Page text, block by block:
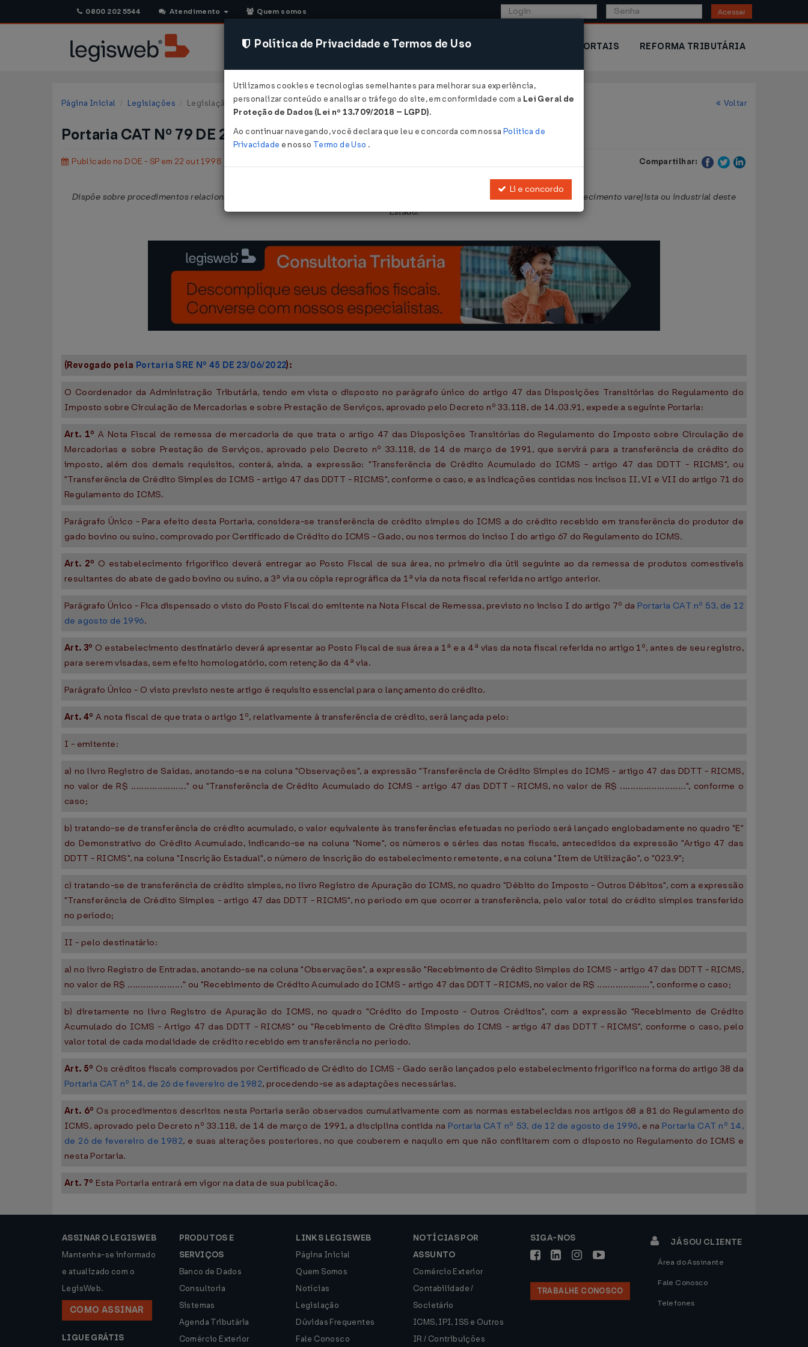
0800 202 5544 Atendimento Quem somos Acessar
CONSULTORIA SISTEMAS COMÉRCIO EXTERIOR PORTAIS REFORMA TRIBUTÁRIA
Página Inicial Legislações Legislação Estadual - São Paulo Voltar
Portaria CAT Nº 79 DE 21/10/1998
Publicado no DOE - SP em 22 out 1998 Compartilhar:
Dispõe sobre procedimentos relacionados com a transferência de crédito do ICMS de estabelecimento frigorífico para estabelecimento varejista ou industrial deste
Estado.
(Revogado pela Portaria SRE Nº 45 DE 23/06/2022):
O Coordenador da Administração Tributária, tendo em vista o disposto no parágrafo único do artigo 47 das Disposições Transitórias do Regulamento do
Imposto sobre Circulação de Mercadorias e sobre Prestação de Serviços, aprovado pelo Decreto nº 33.118, de 14.03.91, expede a seguinte Portaria:
Art. 1º A Nota Fiscal de remessa de mercadoria de que trata o artigo 47 das Disposições Transitórias do Regulamento do Imposto sobre Circulação de
Mercadorias e sobre Prestação de Serviços, aprovado pelo Decreto nº 33.118, de 14 de março de 1991, que servirá para a transferência de crédito do
imposto, além dos demais requisitos, conterá, ainda, a expressão: "Transferência de Crédito Acumulado do ICMS - artigo 47 das DDTT - RICMS", ou
"Transferência de Crédito Simples do ICMS - artigo 47 das DDTT - RICMS", conforme o caso, e as indicações contidas nos incisos II, VI e VII do artigo 71 do
Regulamento do ICMS.
Parágrafo Único - Para efeito desta Portaria, considera-se transferência de crédito simples do ICMS a do crédito recebido em transferência do produtor de
gado bovino ou suíno, comprovado por Certificado de Crédito do ICMS - Gado, ou nos termos do inciso I do artigo 67 do Regulamento do ICMS.
Art. 2º O estabelecimento frigorífico deverá entregar ao Posto Fiscal de sua área, no primeiro dia útil seguinte ao da remessa de produtos comestíveis
resultantes do abate de gado bovino ou suíno, a 3ª via ou cópia reprográfica da 1ª via da nota fiscal referida no artigo anterior.
Parágrafo Único - Fica dispensado o visto do Posto Fiscal do emitente na Nota Fiscal de Remessa, previsto no inciso I do artigo 7º da Portaria CAT nº 53, de 12
de agosto de 1996.
Art. 3º O estabelecimento destinatário deverá apresentar ao Posto Fiscal de sua área a 1ª e a 4ª vias da nota fiscal referida no artigo 1º, antes de seu registro,
para serem visadas, sem efeito homologatório, com retenção da 4ª via.
Parágrafo Único - O visto previsto neste artigo é requisito essencial para o lançamento do crédito.
Art. 4º A nota fiscal de que trata o artigo 1º, relativamente à transferência de crédito, será lançada pelo:
I - emitente:
a) no livro Registro de Saídas, anotando-se na coluna "Observações", a expressão "Transferência de Crédito Simples do ICMS - artigo 47 das DDTT - RICMS,
no valor de R$ ....................." ou "Transferência de Crédito Acumulado do ICMS - artigo 47 das DDTT - RICMS, no valor de R$ .........................", conforme o
caso;
b) tratando-se de transferência de crédito acumulado, o valor equivalente às transferências efetuadas no período será lançado englobadamente no quadro "E"
do Demonstrativo do Crédito Acumulado, indicando-se na coluna "Nome", os números e séries das notas fiscais, antecedidos da expressão "Artigo 47 das
DDTT - RICMS", na coluna "Inscrição Estadual", o número de inscrição do estabelecimento remetente, e na coluna "Item de Utilização", o "023.9";
c) tratando-se de transferência de crédito simples, no livro Registro de Apuração do ICMS, no quadro "Débito do Imposto - Outros Débitos", com a expressão
"Transferência de Crédito Simples - artigo 47 das DDTT - RICMS", no período em que ocorrer a transferência, pelo valor total do crédito simples transferido
no período;
II - pelo destinatário:
a) no livro Registro de Entradas, anotando-se na coluna "Observações", a expressão "Recebimento de Crédito Simples do ICMS - artigo 47 das DDTT - RICMS,
no valor de R$ ....................." ou "Recebimento de Crédito Acumulado do ICMS - artigo 47 das DDTT - RICMS, no valor de R$ ....................", conforme o caso;
b) diretamente no livro Registro de Apuração do ICMS, no quadro "Crédito do Imposto - Outros Créditos", com a expressão "Recebimento de Crédito
Acumulado do ICMS - Artigo 47 das DDTT - RICMS" ou "Recebimento de Crédito Simples do ICMS - artigo 47 das DDTT - RICMS", conforme o caso, pelo
valor total de cada modalidade de crédito recebido em transferência no período.
Art. 5º Os créditos fiscais comprovados por Certificado de Crédito do ICMS - Gado serão lançados pelo estabelecimento frigorífico na forma do artigo 38 da
Portaria CAT nº 14, de 26 de fevereiro de 1982, procedendo-se as adaptações necessárias.
Art. 6º Os procedimentos descritos nesta Portaria serão observados cumulativamente com as normas estabelecidas nos artigos 68 a 81 do Regulamento do
ICMS, aprovado pelo Decreto nº 33.118, de 14 de março de 1991, a disciplina contida na Portaria CAT nº 53, de 12 de agosto de 1996, e na Portaria CAT nº 14,
de 26 de fevereiro de 1982, e suas alterações posteriores, no que couberem e naquilo em que não conflitarem com o disposto no Regulamento do ICMS e
nesta Portaria.
Art. 7º Esta Portaria entrará em vigor na data de sua publicação.
ASSINAR O LEGISWEB
Mantenha-se informado
e atualizado com o
LegisWeb.
COMO ASSINAR
LIGUE GRÁTIS
PRODUTOS E
SERVIÇOS
Banco de Dados
Consultoria
Sistemas
Agenda Tributária
Comércio Exterior
LINKS LEGISWEB
Página Inicial
Quem Somos
Notícias
Legislação
Dúvidas Frequentes
Fale Conosco
NOTÍCIAS POR
ASSUNTO
Comércio Exterior
Contabilidade /
Societário
ICMS, IPI, ISS e Outros
IR / Contribuições
SIGA-NOS
TRABALHE CONOSCO
JÁ SOU CLIENTE
Área do Assinante
Fale Conosco
Telefones
Política de Privacidade e Termos de Uso
Utilizamos cookies e tecnologias semelhantes para melhorar sua experiência,
personalizar conteúdo e analisar o tráfego do site, em conformidade com a Lei Geral de
Proteção de Dados (Lei nº 13.709/2018 – LGPD).
Ao continuar navegando, você declara que leu e concorda com nossa Política de
Privacidade e nosso Termo de Uso .
Li e concordo